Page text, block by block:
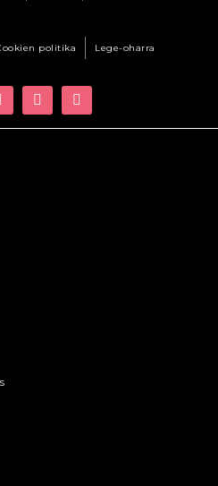
politika Lege-oharra